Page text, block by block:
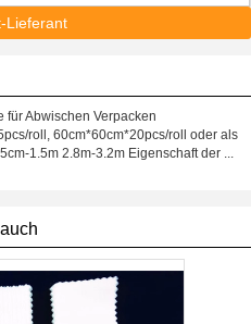
Lieferant
Abwischen Verpacken
roll, 60cm*60cm*20pcs/roll oder als
1.5m 2.8m-3.2m Eigenschaft der ...